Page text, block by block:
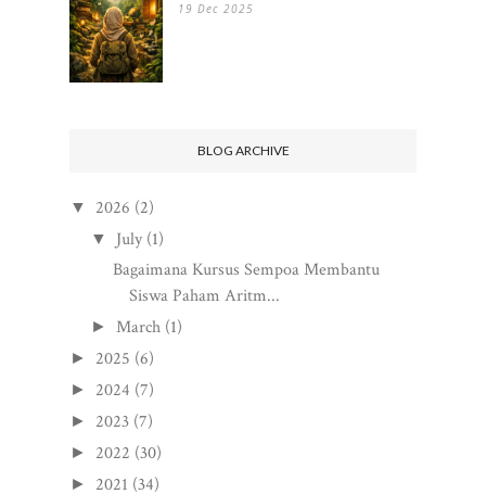
19 Dec 2025
BLOG ARCHIVE
▼ 2026 (2)
▼ July (1)
Bagaimana Kursus Sempoa Membantu
Siswa Paham Aritm...
► March (1)
► 2025 (6)
► 2024 (7)
► 2023 (7)
► 2022 (30)
► 2021 (34)